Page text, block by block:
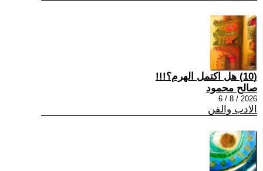
(10) هل اكتمل الهرم؟!!!
صالح محمود
2026 / 8 / 6
الادب والفن